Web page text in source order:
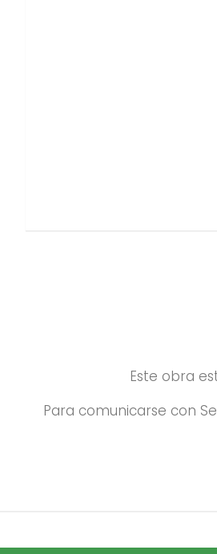
Este obra
Para comunicarse con